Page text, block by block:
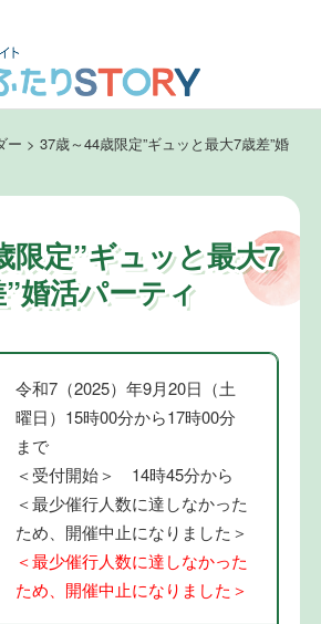
ー > 37歳～44歳限定”ギュッと最大7歳差”婚
限定”ギュッと最大7
婚活パーティ
令和7（2025）年9月20日（土
曜日）15時00分から17時00分
まで
＜受付開始＞ 14時45分から
＜最少催行人数に達しなかった
ため、開催中止になりました＞
＜最少催行人数に達しなかった
ため、開催中止になりました＞